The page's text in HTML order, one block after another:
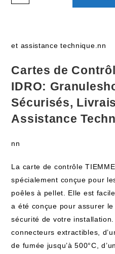
et assistance technique.nn
Cartes de
IDRO:
Sécurisés,
Assistance
nn
La carte de contrôle
spécialement conçue pour
poêles à pellet. Elle est
a été conçue pour assurer
sécurité de votre
connecteurs extractibles,
de fumée jusqu’à 500°C,